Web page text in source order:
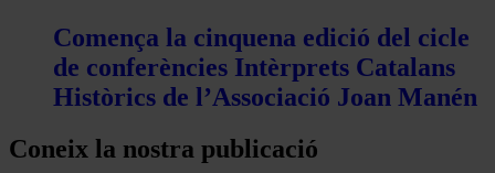
Comença la cinquena edició del cicle
de conferències Intèrprets Catalans
Històrics de l’Associació Joan Manén
Coneix la nostra publicació